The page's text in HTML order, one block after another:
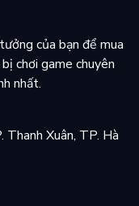
của bạn để mua
chơi game chuyên
nhất.
Xuân, TP. Hà